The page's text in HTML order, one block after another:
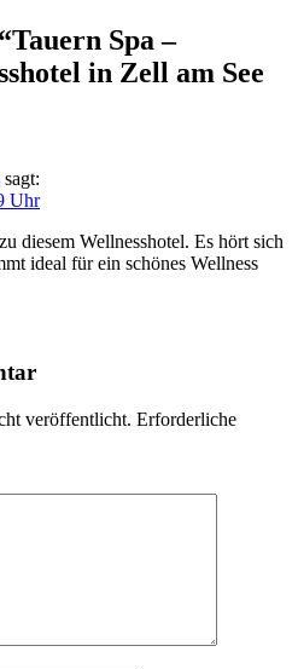
Tauern Spa –
in Zell am See
sagt:
Uhr
diesem Wellnesshotel. Es hört sich
ideal für ein schönes Wellness
veröffentlicht. Erforderliche